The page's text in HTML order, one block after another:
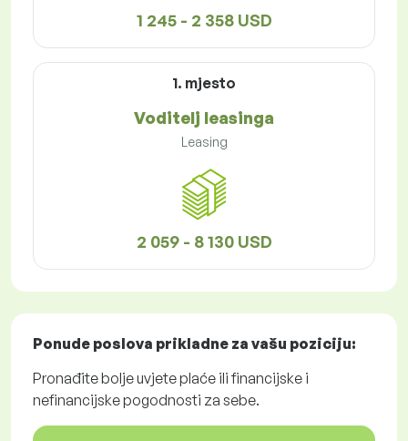
1 245 - 2 358 USD
1. mjesto
Voditelj leasinga
Leasing
2 059 - 8 130 USD
Ponude poslova prikladne za vašu poziciju:
Pronađite bolje uvjete plaće ili financijske i
nefinancijske pogodnosti za sebe.